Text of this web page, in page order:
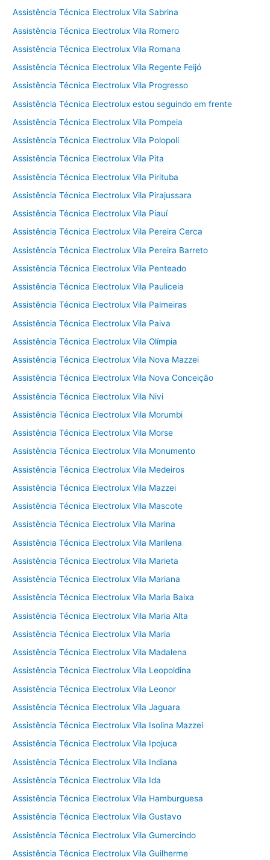
Assistência Técnica Electrolux Vila Sabrina
Assistência Técnica Electrolux Vila Romero
Assistência Técnica Electrolux Vila Romana
Assistência Técnica Electrolux Vila Regente Feijó
Assistência Técnica Electrolux Vila Progresso
Assistência Técnica Electrolux estou seguindo em frente
Assistência Técnica Electrolux Vila Pompeia
Assistência Técnica Electrolux Vila Polopoli
Assistência Técnica Electrolux Vila Pita
Assistência Técnica Electrolux Vila Pirituba
Assistência Técnica Electrolux Vila Pirajussara
Assistência Técnica Electrolux Vila Piauí
Assistência Técnica Electrolux Vila Pereira Cerca
Assistência Técnica Electrolux Vila Pereira Barreto
Assistência Técnica Electrolux Vila Penteado
Assistência Técnica Electrolux Vila Pauliceia
Assistência Técnica Electrolux Vila Palmeiras
Assistência Técnica Electrolux Vila Paiva
Assistência Técnica Electrolux Vila Olímpia
Assistência Técnica Electrolux Vila Nova Mazzei
Assistência Técnica Electrolux Vila Nova Conceição
Assistência Técnica Electrolux Vila Nivi
Assistência Técnica Electrolux Vila Morumbi
Assistência Técnica Electrolux Vila Morse
Assistência Técnica Electrolux Vila Monumento
Assistência Técnica Electrolux Vila Medeiros
Assistência Técnica Electrolux Vila Mazzei
Assistência Técnica Electrolux Vila Mascote
Assistência Técnica Electrolux Vila Marina
Assistência Técnica Electrolux Vila Marilena
Assistência Técnica Electrolux Vila Marieta
Assistência Técnica Electrolux Vila Mariana
Assistência Técnica Electrolux Vila Maria Baixa
Assistência Técnica Electrolux Vila Maria Alta
Assistência Técnica Electrolux Vila Maria
Assistência Técnica Electrolux Vila Madalena
Assistência Técnica Electrolux Vila Leopoldina
Assistência Técnica Electrolux Vila Leonor
Assistência Técnica Electrolux Vila Jaguara
Assistência Técnica Electrolux Vila Isolina Mazzei
Assistência Técnica Electrolux Vila Ipojuca
Assistência Técnica Electrolux Vila Indiana
Assistência Técnica Electrolux Vila Ida
Assistência Técnica Electrolux Vila Hamburguesa
Assistência Técnica Electrolux Vila Gustavo
Assistência Técnica Electrolux Vila Gumercindo
Assistência Técnica Electrolux Vila Guilherme